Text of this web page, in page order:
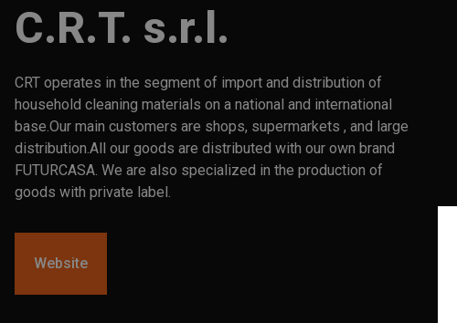
C.R.T. s.r.l.
CRT operates in the segment of import and distribution of
household cleaning materials on a national and international
base.Our main customers are shops, supermarkets , and large
distribution.All our goods are distributed with our own brand
FUTURCASA. We are also specialized in the production of
goods with private label.
Website